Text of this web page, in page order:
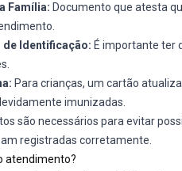
Família: Documento que atesta
de Identificação: É importante ter
Para crianças, um cartão
imunizadas.
são necessários para evitar
registradas corretamente.
atendimento?